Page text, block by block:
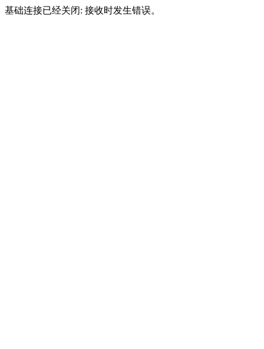
基础连接已经关闭: 接收时发生错误。